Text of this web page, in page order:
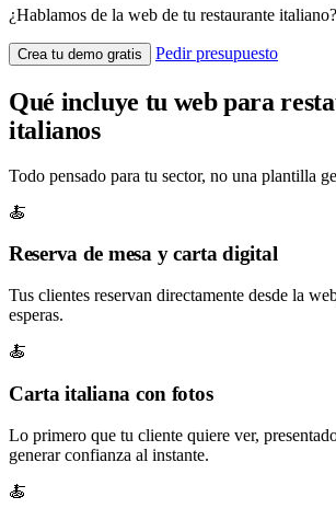
¿Hablamos de la web de tu restaurante italiano?
Crea tu demo gratis Pedir presupuesto
Qué incluye tu web para
italianos
Todo pensado para tu sector, no una plantilla
🍝
Reserva de mesa y carta digital
Tus clientes reservan directamente desde la
esperas.
🍝
Carta italiana con fotos
Lo primero que tu cliente quiere ver,
generar confianza al instante.
🍝